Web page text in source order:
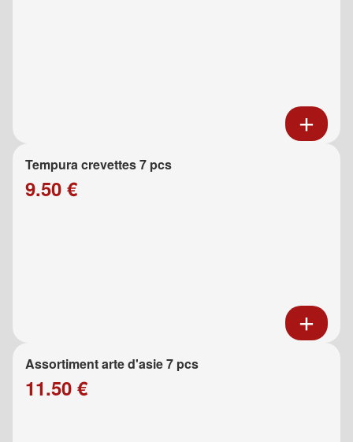
Tempura crevettes 7 pcs
9.50 €
Assortiment arte d'asie 7 pcs
11.50 €